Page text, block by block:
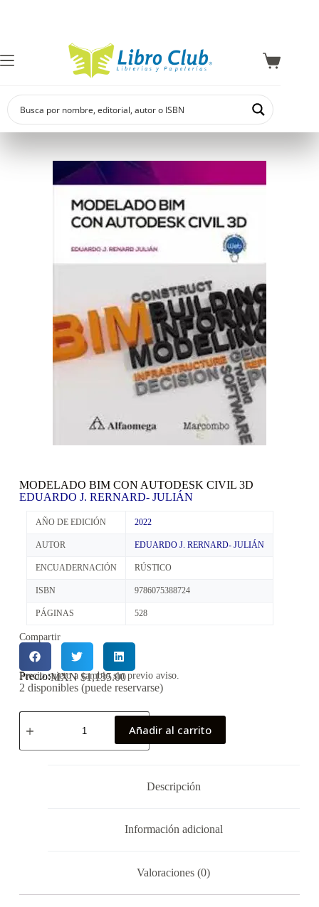
MODELADO BIM CON AUTODESK CIVIL 3D
EDUARDO J. RERNARD- JULIÁN
AÑO DE EDICIÓN 2022
AUTOR EDUARDO J. RERNARD- JULIÁN
ENCUADERNACIÓN RÚSTICO
ISBN 9786075388724
PÁGINAS 528
Compartir
Precio:MXN $1,135.00
Precio sujeto a cambio sin previo aviso.
2 disponibles (puede reservarse)
Añadir al carrito
Descripción
Información adicional
Valoraciones (0)